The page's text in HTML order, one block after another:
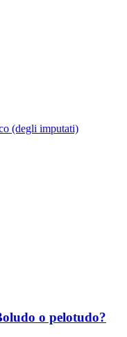
(degli imputati)
o pelotudo?